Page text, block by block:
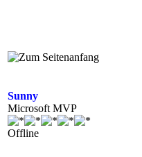
Sunny
Microsoft MVP
Offline